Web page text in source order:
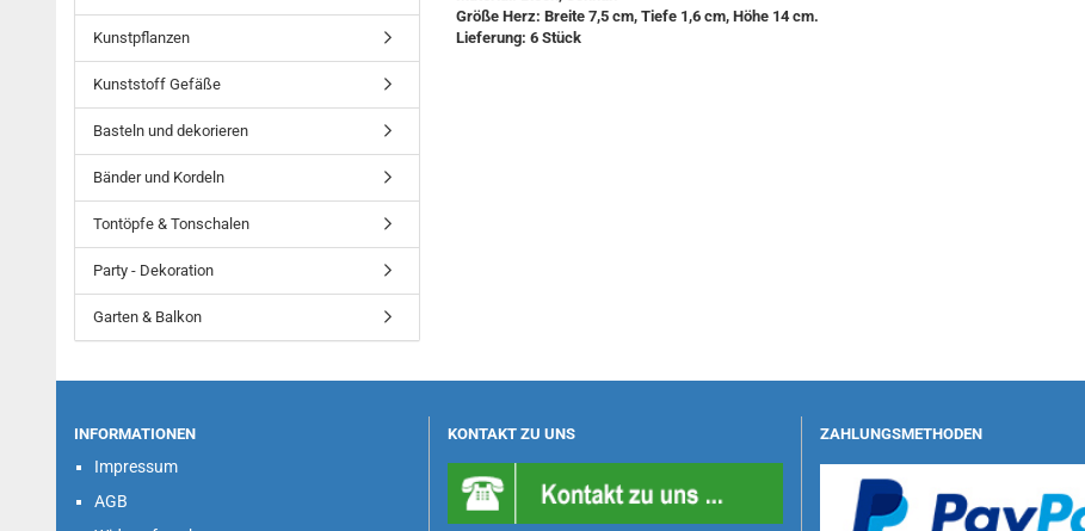
Größe Herz: Breite 7,5 cm, Tiefe 1,6 cm, Höhe 14 cm.
Lieferung: 6 Stück
Kunstpflanzen
Kunststoff Gefäße
Basteln und dekorieren
Bänder und Kordeln
Tontöpfe & Tonschalen
Party - Dekoration
Garten & Balkon
INFORMATIONEN
Impressum
AGB
KONTAKT ZU UNS ZAHLUNGSMETHODEN